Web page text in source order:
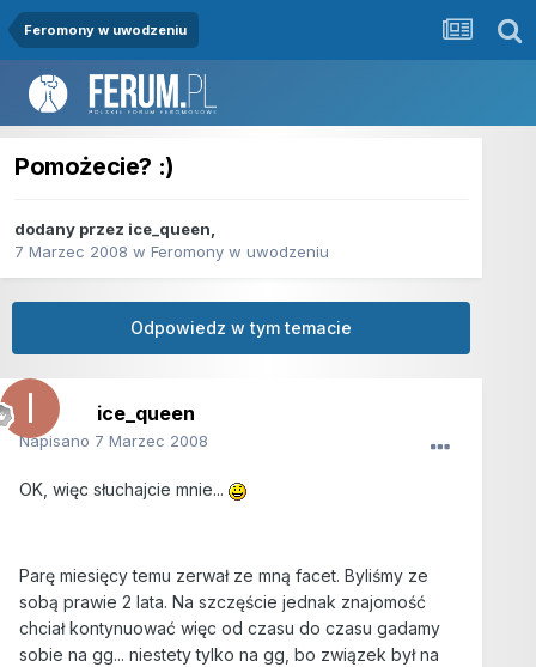
Feromony w uwodzeniu
Pomożecie? :)
dodany przez ice_queen,
7 Marzec 2008 w Feromony w uwodzeniu
Odpowiedz w tym temacie
ice_queen
Napisano 7 Marzec 2008
OK, więc słuchajcie mnie...
Parę miesięcy temu zerwał ze mną facet. Byliśmy ze
sobą prawie 2 lata. Na szczęście jednak znajomość
chciał kontynuować więc od czasu do czasu gadamy
sobie na gg... niestety tylko na gg, bo związek był na